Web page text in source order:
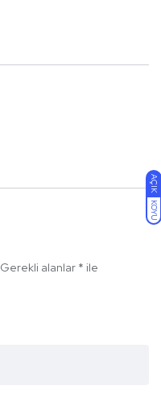
AÇIK
KOYU
Gerekli alanlar * ile